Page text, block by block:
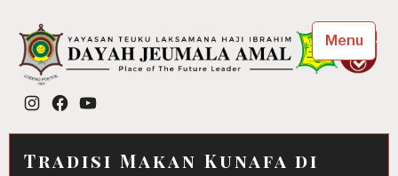
content
Dayah Jeumala Amal
Place of The Future Leader
Instagram
FacebookYouTube
Menu
Tradisi Makan Kunafa di